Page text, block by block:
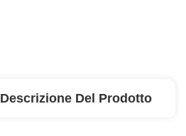
Descrizione Del Prodotto